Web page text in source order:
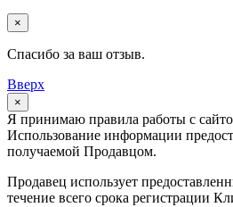
×
Спасибо за ваш отзыв.
Вверх
×
Я принимаю правила работы с
Использование информации
получаемой Продавцом.
Продавец использует
течение всего срока регистрации